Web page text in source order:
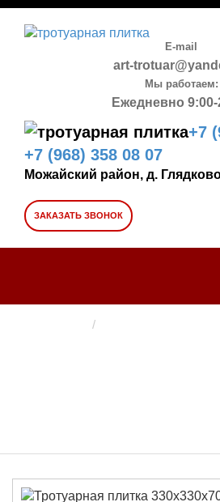
E-mail
art-
Мы работаем:
Ежедневно 9:00-
+7
+7 (968) 358 08 07
Можайский район, д.
ЗАКАЗАТЬ ЗВОНОК